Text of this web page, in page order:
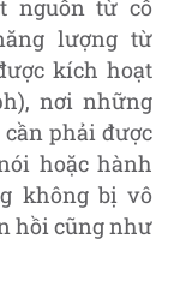
nguồn từ cổ
lượng từ
kích hoạt
nơi những
phải được
hoặc hành
không bị vô
hồi cũng như